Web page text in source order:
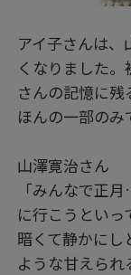
アイ子さんは
くなりました
さんの記憶に
ほんの一部のみ
山澤寛治さん
「みんなで正
に行こうといっ
暗くて静かにし
ような甘えられ